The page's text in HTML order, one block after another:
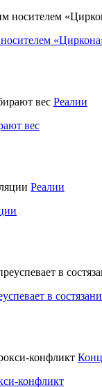
Реалии
вес
Реалии
в
конфликт